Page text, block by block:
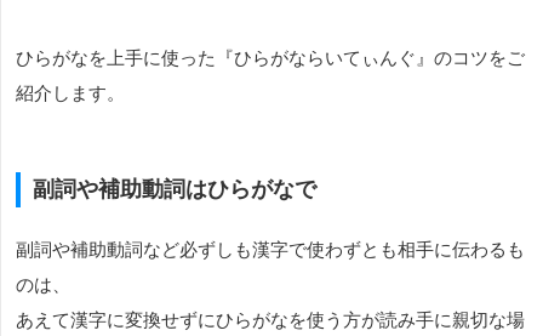
ひらがなを上手に使った『ひらがならいてぃんぐ』のコツをご
紹介します。
副詞や補助動詞はひらがなで
副詞や補助動詞など必ずしも漢字で使わずとも相手に伝わるも
のは、
あえて漢字に変換せずにひらがなを使う方が読み手に親切な場